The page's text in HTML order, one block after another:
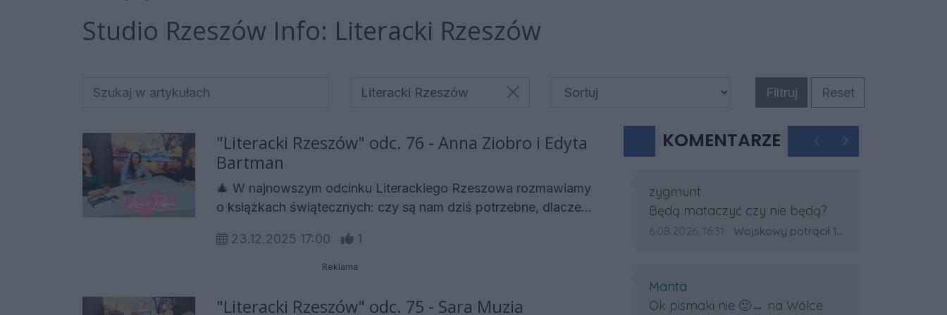
Studio Rzeszów Info: Literacki Rzeszów
Literacki Rzeszów Filtruj Reset
"Literacki Rzeszów" odc. 76 - Anna Ziobro i Edyta
Bartman
🎄 W najnowszym odcinku Literackiego Rzeszowa rozmawiamy
o książkach świątecznych: czy są nam dziś potrzebne, dlaczego
dawać. 🎙 Goście programu: 📚 Edyta Bartman, dyrektor Miejskiej
Biblioteki Publicznej w Łańcucie opowie o czytelniczych
świąteczna to moda czy realna potrzeba. ✍️ Anna Ziobro,
23.12.2025 17:00 1
Reklama
"Literacki Rzeszów" odc. 75 - Sara Muzia
KOMENTARZE PoprzednieNastępne
Autor komentarza:
zygmunt
Treść komentarza:
Będą mataczyć czy nie będą?
Data dodania komentarza:
6.08.2026, 16:31 Źródło komentarza:
Wojskowy potrącił 18-latka na pasach w Wólce Sokołowskiej. Na miejscu lądował śmigłowiec LPR
Autor komentarza:
Manta
Treść komentarza:
Ok pismaki nie 🙂‍↔️ na Wólce